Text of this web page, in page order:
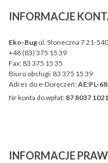
INFORMACJE
Eko-Bugul. Słoneczna 7 21-
+48 (83) 375 15 39
Fax: 83 375 15 35
Biuro obsługi: 83 375 15 39
Adres do e-Doręczeń:AE:PL-
Nr konta do wpłat: 87 8037
INFORMACJE